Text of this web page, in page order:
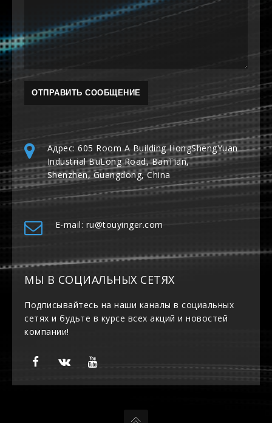
Адрес: 605 Room A Building HongShengYuan
Industrial BuLong Road, BanTian,
Shenzhen, Guangdong, China
E-mail: ru@touyinger.com
МЫ В СОЦИАЛЬНЫХ СЕТЯХ
Подписывайтесь на наши каналы в социальных
сетях и будьте в курсе всех акций и новостей
компании!